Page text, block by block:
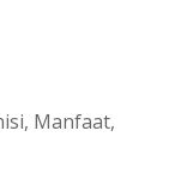
Manfaat,